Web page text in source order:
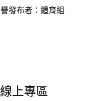
發布者：體育組
線上專區